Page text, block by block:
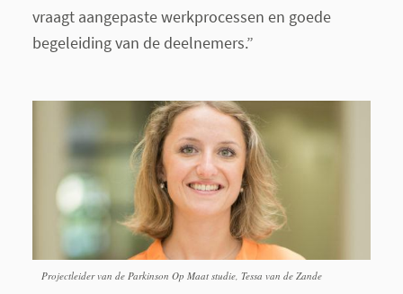
vraagt aangepaste werkprocessen en goede
begeleiding van de deelnemers.”
Projectleider van de Parkinson Op Maat studie, Tessa van de Zande